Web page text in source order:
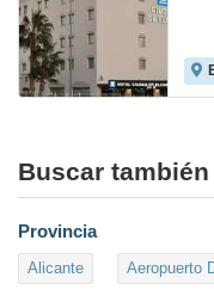
Buscar también
Provincia
Alicante Aeropuerto